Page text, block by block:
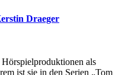
Draeger
als
ist sie in den Serien „Tom